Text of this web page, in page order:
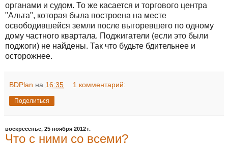
органами и судом. То же касается и торгового центра
"Альта", которая была построена на месте
освободившейся земли после выгоревшего по одному
дому частного квартала. Поджигатели (если это были
поджоги) не найдены. Так что будьте бдительнее и
осторожнее.
BDPlan на 16:35 1 комментарий:
Поделиться
воскресенье, 25 ноября 2012 г.
Что с ними со всеми?